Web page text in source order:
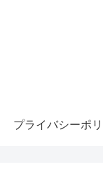
プライバシーポ